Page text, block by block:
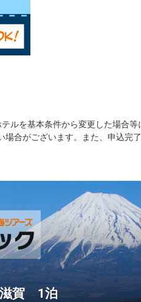
ルを基本条件から変更した場合
合がございます。また、申込完
滋賀 1泊